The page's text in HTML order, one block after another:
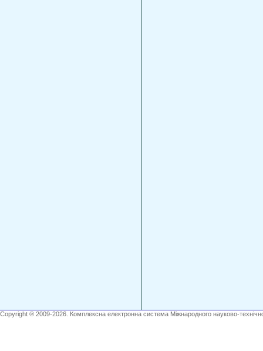
Copyright ® 2009-2026. Комплексна електронна система Міжнародного науково-